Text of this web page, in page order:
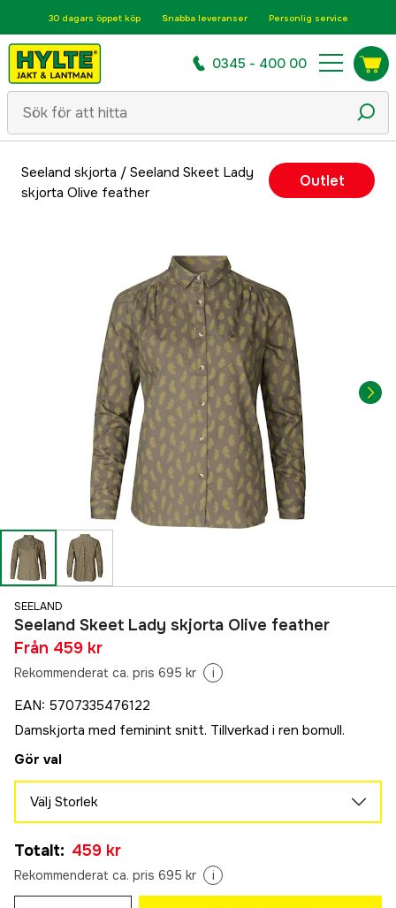
30 dagars öppet köp Snabba leveranser Personlig service
0345 - 400 00
Seeland skjorta / Seeland Skeet Lady
skjorta Olive feather
Outlet
SEELAND
Seeland Skeet Lady skjorta Olive feather
Från 459 kr
Rekommenderat ca. pris 695 kr i
EAN: 5707335476122
Damskjorta med feminint snitt. Tillverkad i ren bomull.
Gör val
Välj Storlek
459 kr
M
459 kr
Totalt: 459 kr
Rekommenderat ca. pris 695 kr i